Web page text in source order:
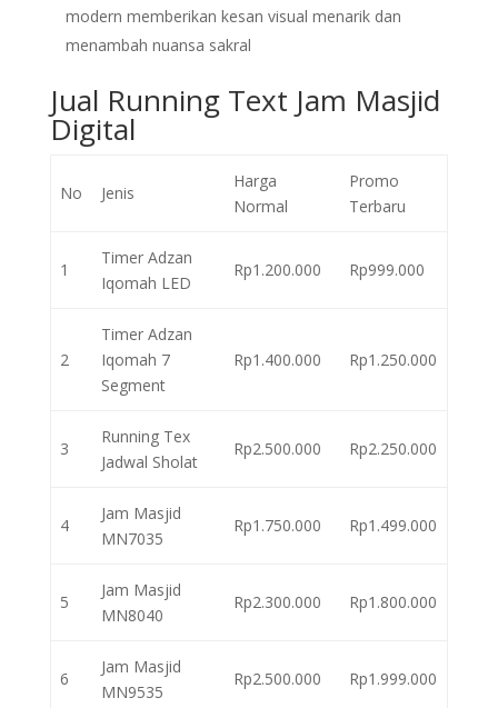
modern memberikan kesan visual menarik dan
menambah nuansa sakral
Jual Running Text Jam Masjid
Digital
No Jenis
Harga
Normal
Promo
Terbaru
1
Timer Adzan
Iqomah LED
Rp1.200.000 Rp999.000
2
Timer Adzan
Iqomah 7
Segment
Rp1.400.000 Rp1.250.000
3
Running Tex
Jadwal Sholat
Rp2.500.000 Rp2.250.000
4
Jam Masjid
MN7035
Rp1.750.000 Rp1.499.000
5
Jam Masjid
MN8040
Rp2.300.000 Rp1.800.000
6
Jam Masjid
MN9535
Rp2.500.000 Rp1.999.000